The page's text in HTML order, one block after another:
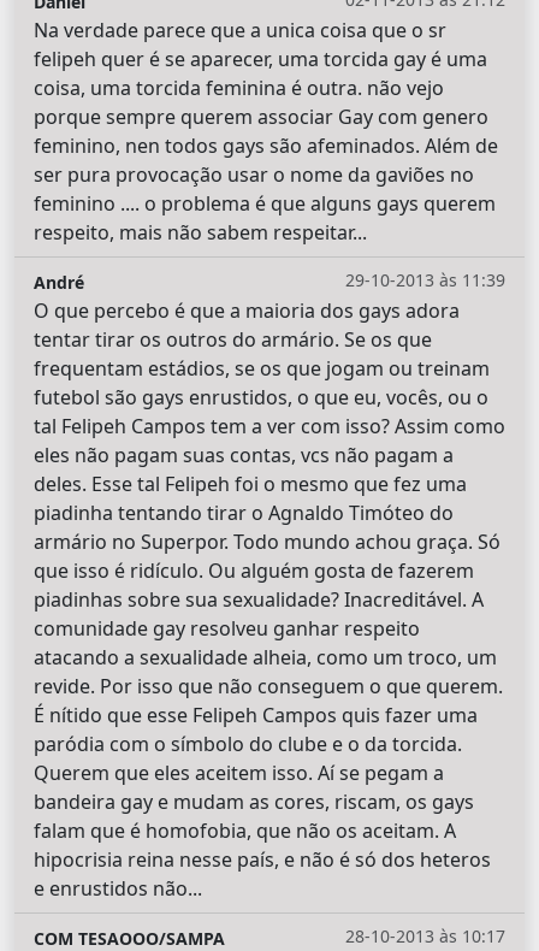
Na verdade parece que a unica coisa que o sr
felipeh quer é se aparecer, uma torcida gay é uma
coisa, uma torcida feminina é outra. não vejo
porque sempre querem associar Gay com genero
feminino, nen todos gays são afeminados. Além de
ser pura provocação usar o nome da gaviões no
feminino .... o problema é que alguns gays querem
respeito, mais não sabem respeitar...
29-10-2013 às 11:39
André
O que percebo é que a maioria dos gays adora
tentar tirar os outros do armário. Se os que
frequentam estádios, se os que jogam ou treinam
futebol são gays enrustidos, o que eu, vocês, ou o
tal Felipeh Campos tem a ver com isso? Assim como
eles não pagam suas contas, vcs não pagam a
deles. Esse tal Felipeh foi o mesmo que fez uma
piadinha tentando tirar o Agnaldo Timóteo do
armário no Superpor. Todo mundo achou graça. Só
que isso é ridículo. Ou alguém gosta de fazerem
piadinhas sobre sua sexualidade? Inacreditável. A
comunidade gay resolveu ganhar respeito
atacando a sexualidade alheia, como um troco, um
revide. Por isso que não conseguem o que querem.
É nítido que esse Felipeh Campos quis fazer uma
paródia com o símbolo do clube e o da torcida.
Querem que eles aceitem isso. Aí se pegam a
bandeira gay e mudam as cores, riscam, os gays
falam que é homofobia, que não os aceitam. A
hipocrisia reina nesse país, e não é só dos heteros
e enrustidos não...
28-10-2013 às 10:17
COM TESAOOO/SAMPA